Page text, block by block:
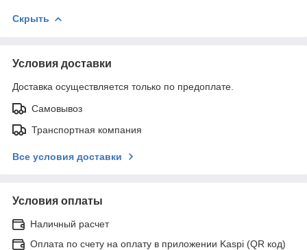
Скрыть
Условия доставки
Доставка осуществляется только по предоплате.
Самовывоз
Транспортная компания
Все условия доставки
Условия оплаты
Наличный расчет
Оплата по счету на оплату в приложении Kaspi (QR код)